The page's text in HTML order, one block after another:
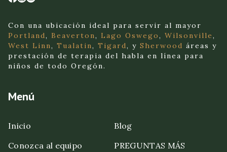
Con una ubicación ideal para servir al mayor
Portland, Beaverton, Lago Oswego, Wilsonville,
West Linn, Tualatin, Tigard, y Sherwood áreas y
prestación de terapia del habla en línea para
niños de todo Oregón.
Menú
Inicio
Conozca al equipo
Blog
PREGUNTAS MÁS